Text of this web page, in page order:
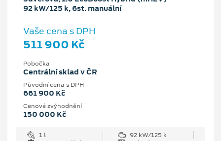
92 kW/125 k, 6st. manuální
Vaše cena s DPH
511 900 Kč
Pobočka
Centrální sklad v ČR
Původní cena s DPH
661 900 Kč
Cenové zvýhodnění
150 000 Kč
1 l
92 kW/125 k